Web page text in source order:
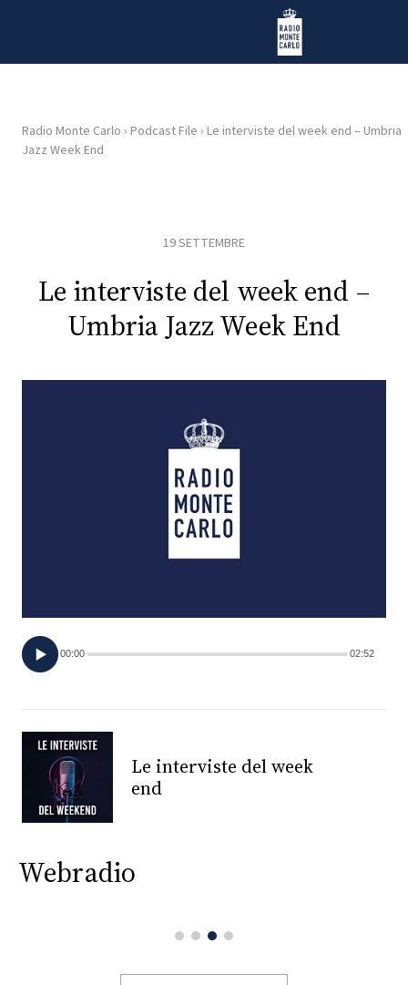
Radio Monte Carlo
HOME
RADIO
PLAYLIST
TV
PRINCIPATO
DI
MONACO
RMC
CONSIGLIA
Radio Monte Carlo › Podcast File › Le interviste del week end – Umbria
Jazz Week End
19 SETTEMBRE
Le interviste del week end –
Umbria Jazz Week End
00:00 02:52
Le interviste del week
end
Webradio